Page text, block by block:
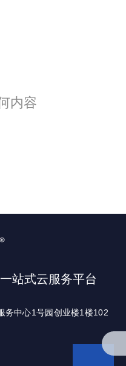
内容
站式云服务平台
务中心1号园创业楼1楼102